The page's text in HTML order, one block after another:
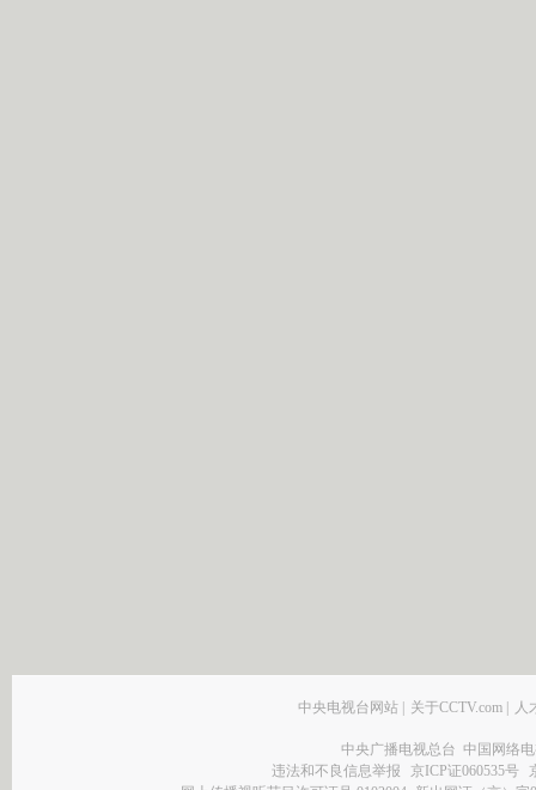
中央电视台网站 | 关于CCTV.com | 人
中央广播电视总台 中国网络
违法和不良信息举报
京ICP证060535号